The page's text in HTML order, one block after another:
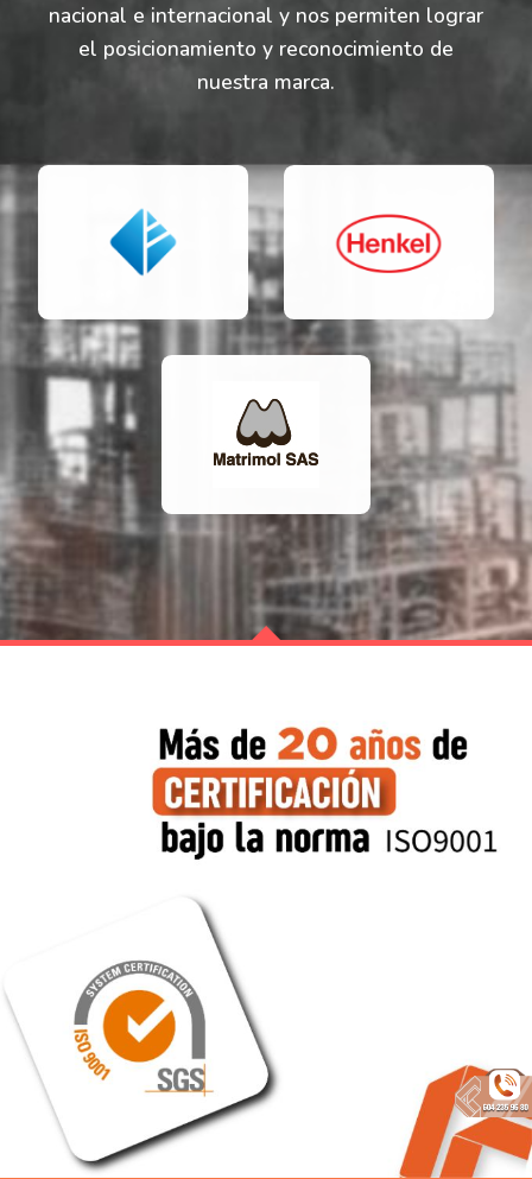
nacional e internacional y nos permiten lograr
el posicionamiento y reconocimiento de
nuestra marca.